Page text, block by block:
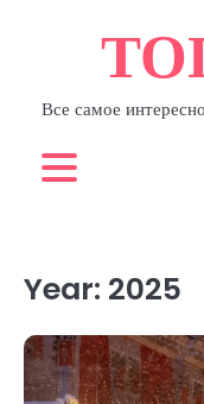
Все самое
Year: 2025